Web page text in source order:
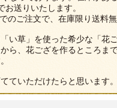
お送りいたします。
のご注文で、在庫限り送料
い草」を使った希少な「花
ら、花ござを作るところま
ていただけたらと思います。